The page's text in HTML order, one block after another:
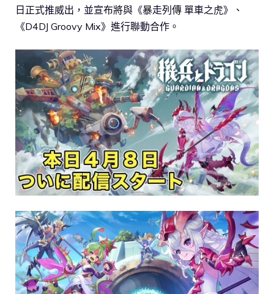
日正式推威出，並宣布將與《暴走列傳 單車之虎》、
《D4DJ Groovy Mix》進行聯動合作。